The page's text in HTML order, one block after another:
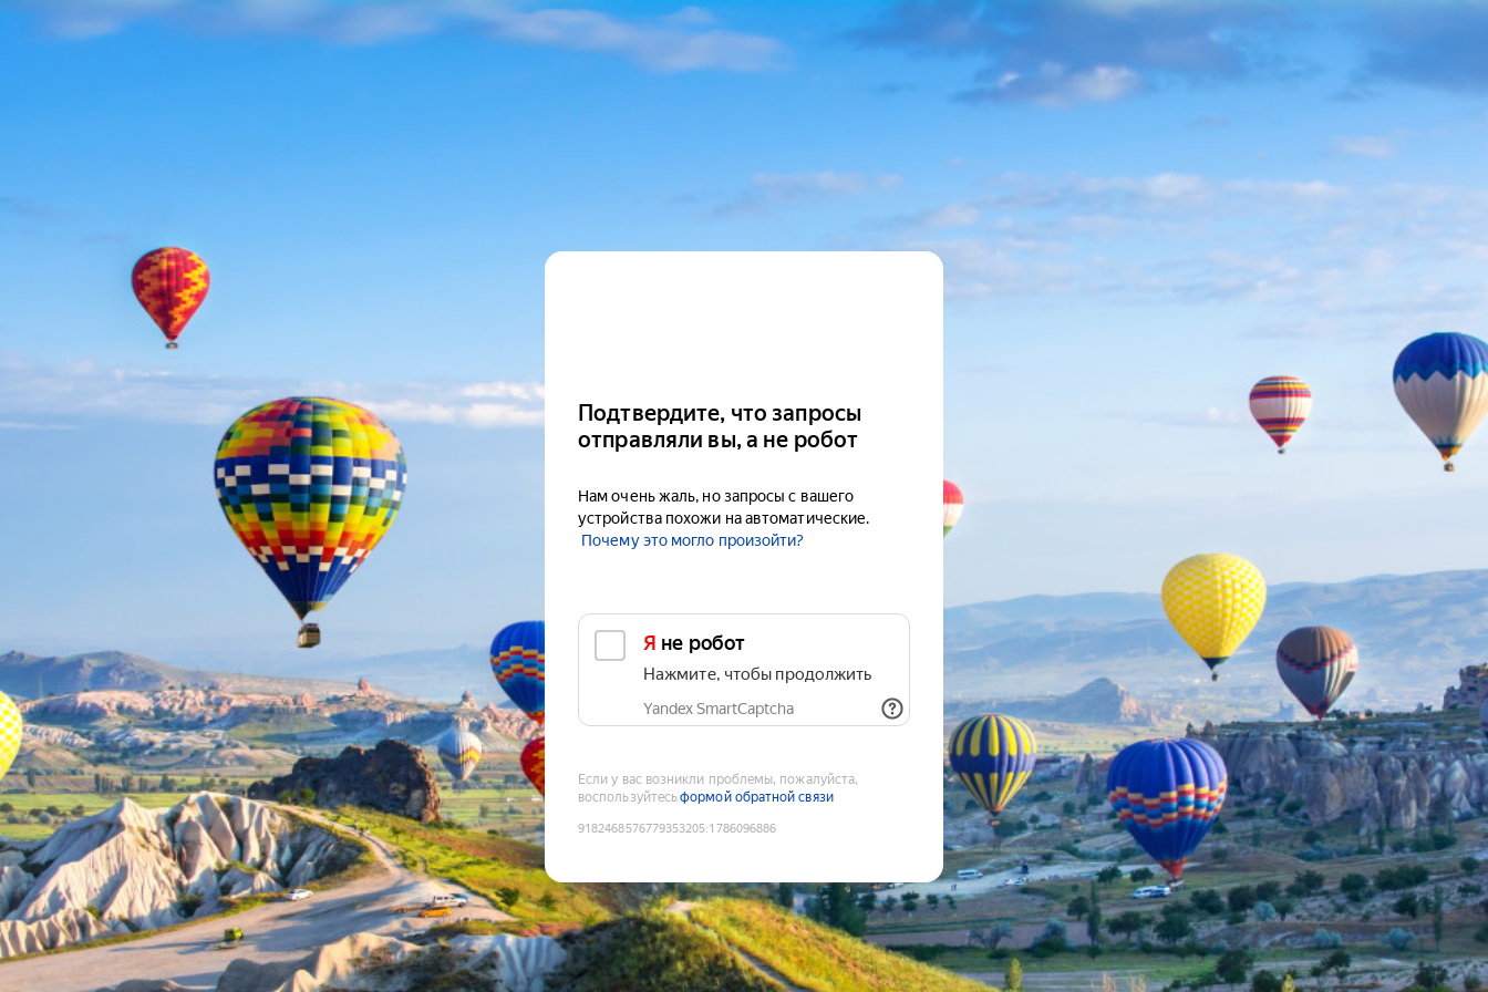
Подтвердите, что запросы
отправляли вы, а не робот
Нам очень жаль, но запросы с вашего
устройства похожи на автоматические.
Почему это могло произойти?
Я не робот
Нажмите, чтобы продолжить
Yandex SmartCaptcha
Если у вас возникли проблемы, пожалуйста,
воспользуйтесьформой обратной связи
9182468576779353205:1786096886